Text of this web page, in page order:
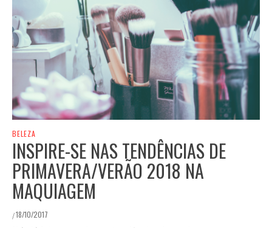
BELEZA
INSPIRE-SE NAS TENDÊNCIAS DE
PRIMAVERA/VERÃO 2018 NA
MAQUIAGEM
/18/10/2017